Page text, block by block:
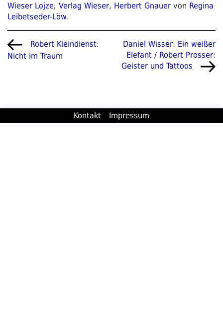
Wieser Lojze, Verlag Wieser, Herbert Gnauer von Regina
Leibetseder-Löw.
Beitragsnavigation
Vorheriger
Beitrag
Robert Kleindienst:
Nicht im Traum
Nächster
Beitrag
Daniel Wisser: Ein weißer
Elefant / Robert Prosser:
Geister und Tattoos
Kontakt Impressum